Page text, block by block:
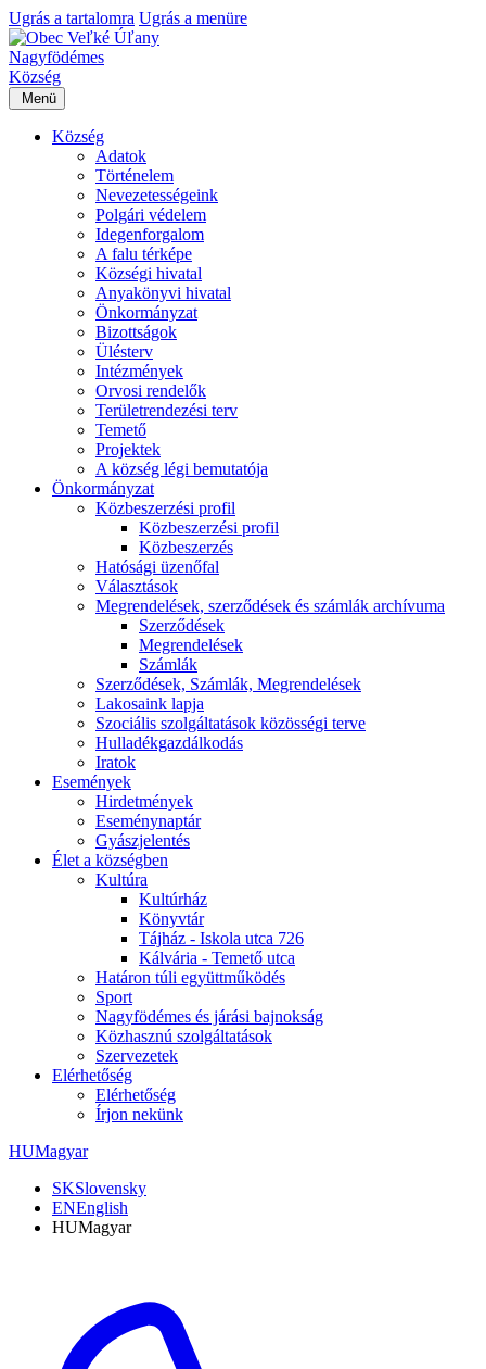
Ugrás a tartalomra Ugrás a menüre
Nagyfödémes
Község
Menü
Község
Adatok
Történelem
Nevezetességeink
Polgári védelem
Idegenforgalom
A falu térképe
Községi hivatal
Anyakönyvi hivatal
Önkormányzat
Bizottságok
Ülésterv
Intézmények
Orvosi rendelők
Területrendezési terv
Temető
Projektek
A község légi bemutatója
Önkormányzat
Közbeszerzési profil
Közbeszerzési profil
Közbeszerzés
Hatósági üzenőfal
Választások
Megrendelések, szerződések és számlák archívuma
Szerződések
Megrendelések
Számlák
Szerződések, Számlák, Megrendelések
Lakosaink lapja
Szociális szolgáltatások közösségi terve
Hulladékgazdálkodás
Iratok
Események
Hirdetmények
Eseménynaptár
Gyászjelentés
Élet a községben
Kultúra
Kultúrház
Könyvtár
Tájház - Iskola utca 726
Kálvária - Temető utca
Határon túli együttműködés
Sport
Nagyfödémes és járási bajnokság
Közhasznú szolgáltatások
Szervezetek
Elérhetőség
Elérhetőség
Írjon nekünk
HUMagyar
SKSlovensky
ENEnglish
HUMagyar